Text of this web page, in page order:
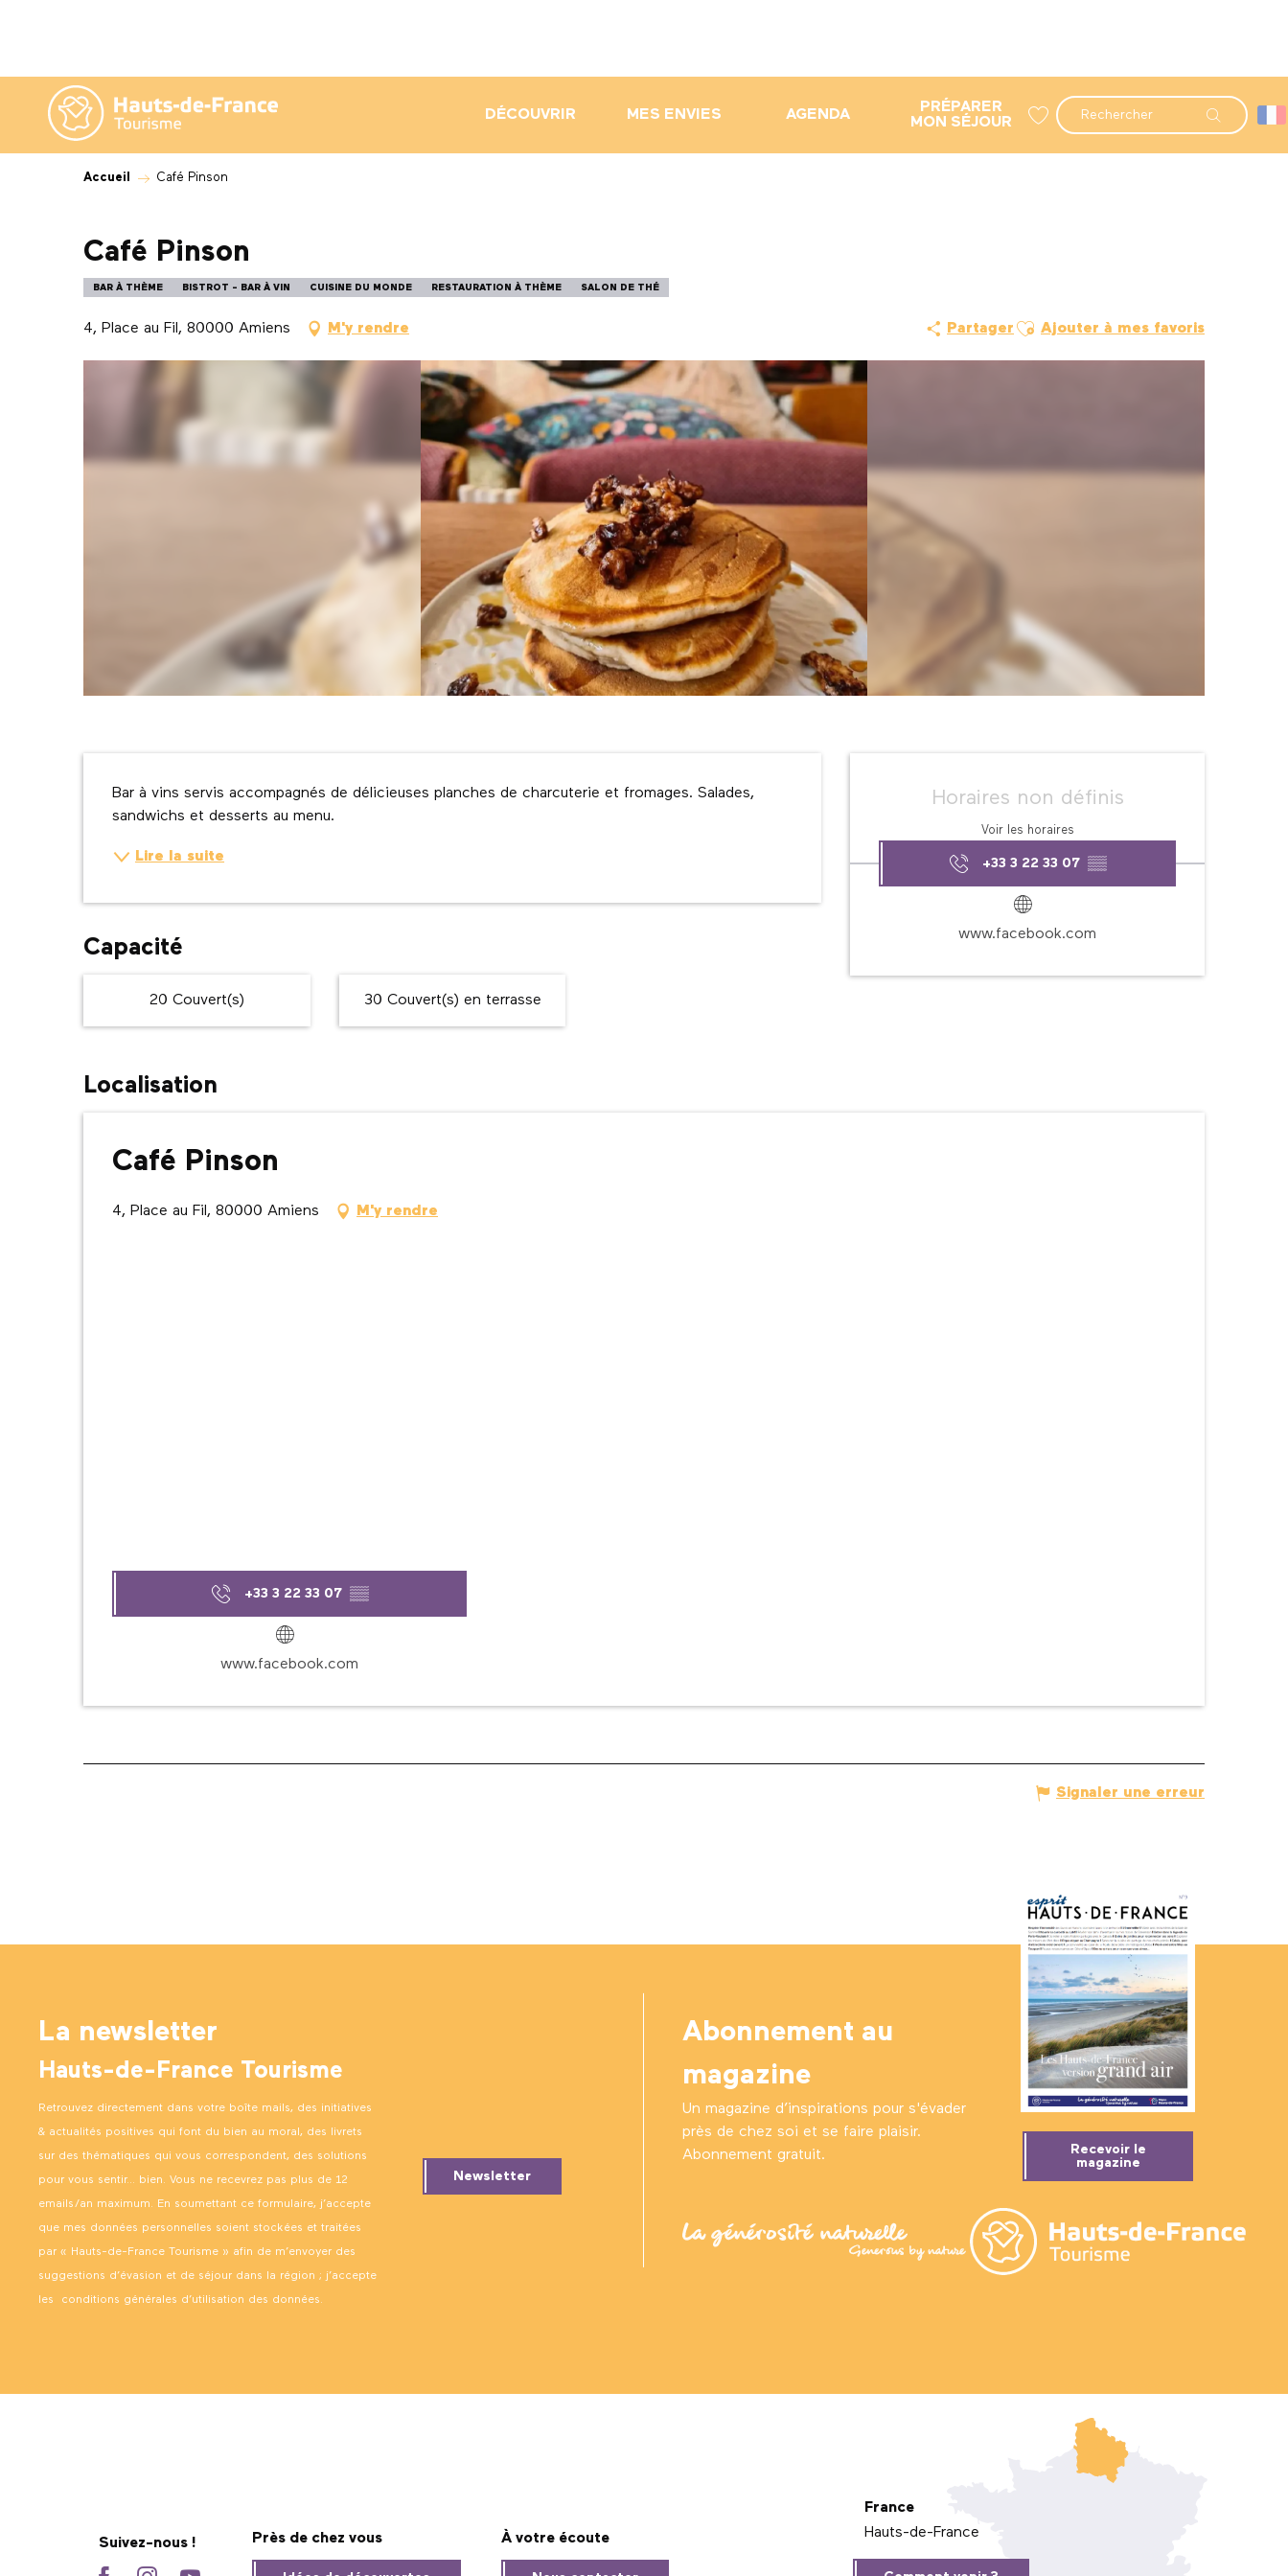
contenu
principal
Recherche
DÉCOUVRIR MES ENVIES AGENDA
PRÉPARER
MON SÉJOUR
Accueil Café Pinson
Café Pinson
BAR À THÈME BISTROT - BAR À VIN CUISINE DU MONDE RESTAURATION À THÈME SALON DE THÉ
4, Place au Fil, 80000 Amiens M'y rendre Partager Ajouter aux favoris
Ajouter à mes favoris
Ouverture et
Horaires non définis
Voir les horaires
+33 3 22 33 07 ▒▒
www.facebook.com
Description
Bar à vins servis accompagnés de délicieuses planches de charcuterie et fromages. Salades,
sandwichs et desserts au menu.
Lire la suite
Capacité
20 Couvert(s) 30 Couvert(s) en terrasse
Localisation
Café Pinson
4, Place au Fil, 80000 Amiens M'y rendre
+33 3 22 33 07 ▒▒
www.facebook.com
Signaler une erreur
La newsletter
Hauts-de-France Tourisme
Retrouvez directement dans votre boîte mails, des initiatives
& actualités positives qui font du bien au moral, des livrets
sur des thématiques qui vous correspondent, des solutions
pour vous sentir… bien. Vous ne recevrez pas plus de 12
emails/an maximum. En soumettant ce formulaire, j’accepte
que mes données personnelles soient stockées et traitées
par « Hauts-de-France Tourisme » afin de m’envoyer des
suggestions d’évasion et de séjour dans la région ; j’accepte
les conditions générales d’utilisation des données.
Newsletter
Abonnement au
magazine
Un magazine d’inspirations pour s'évader
près de chez soi et se faire plaisir.
Abonnement gratuit.
Recevoir le
magazine
Suivez-nous ! Près de chez vous À votre écoute
France
Hauts-de-France